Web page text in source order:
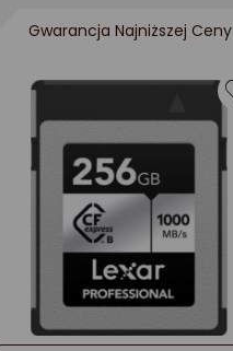
Gwarancja Najniższej Ceny